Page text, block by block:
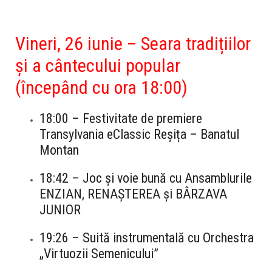
Vineri, 26 iunie – Seara tradițiilor
și a cântecului popular
(începând cu ora 18:00)
18:00 – Festivitate de premiere
Transylvania eClassic Reșița – Banatul
Montan
18:42 – Joc și voie bună cu Ansamblurile
ENZIAN, RENAȘTEREA și BÂRZAVA
JUNIOR
19:26 – Suită instrumentală cu Orchestra
„Virtuozii Semenicului”